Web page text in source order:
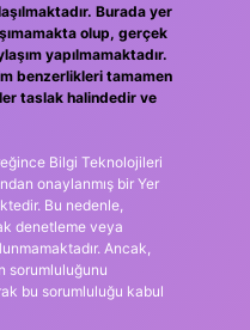
Burada yer
olup, gerçek
yapılmamaktadır.
benzerlikleri tamamen
taslak halindedir ve
Bilgi Teknolojileri
onaylanmış bir Yer
Bu nedenle,
denetleme veya
Ancak,
sorumluluğunu
bu sorumluluğu kabul